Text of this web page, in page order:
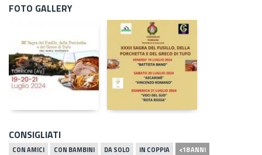
FOTO GALLERY
CONSIGLIATI
CON AMICI CON BAMBINI DA SOLO IN COPPIA
<18 ANNI